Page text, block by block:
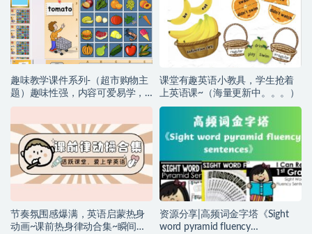
趣味教学课件系列-（超市购物主
题）趣味性强，内容可爱易学，
全面提升孩子的词汇量（海量课
课堂有趣英语小教具，学生抢着
上英语课~（海量更新中。。。）
节奏氛围感爆满，英语启蒙热身
动画~课前热身律动合集~瞬间让
资源分享|高频词金字塔《Sight
word pyramid fluency